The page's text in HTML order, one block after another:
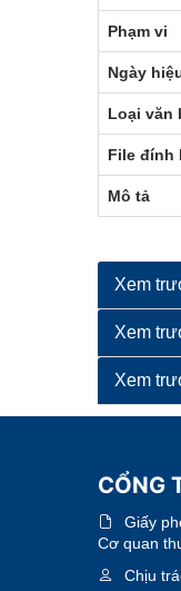
Phạm vi
Ngày
Loại văn
File đính
Mô tả
Xem
Xem
Xem
CỔNG
Giấy
Cơ quan
Chịu